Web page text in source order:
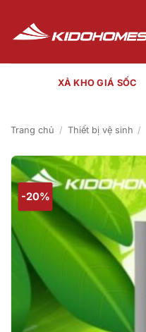
nội
dung
XẢ KHO GIÁ SỐC
Trang chủ / Thiết bị vệ sinh /
-20%